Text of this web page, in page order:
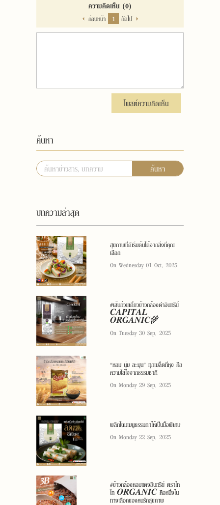
ความคิดเห็น (0)
ก่อนหน้า 1 ถัดไป
โพสต์ความคิดเห็น
ค้นหา
ค้นหา
บทความล่าสุด
สุขภาพที่ดีเริ่มต้นได้จากสิ่งที่คุณ
เลือก
On Wednesday 01 Oct, 2025
#เส้นก๋วยเตี๋ยวข้าวกล้องดำอินทรีย์
𝑪𝑨𝑷𝑰𝑻𝑨𝑳
𝑶𝑹𝑮𝑨𝑵𝑰𝑪🌾
On Tuesday 30 Sep, 2025
“หอม นุ่ม ละมุน” ทุกเมล็ดที่หุง คือ
ความใส่ใจจากธรรมชาติ
On Monday 29 Sep, 2025
พลิกโฉมเมนูธรรมดาให้เป็นมื้อพิเศษ
On Monday 22 Sep, 2025
#ข้าวกล้องหอมแดงอินทรีย์ ตราไท
ไท 𝑶𝑹𝑮𝑨𝑵𝑰𝑪 คือหนึ่งใน
ทางเลือกของคนรักสุขภาพ